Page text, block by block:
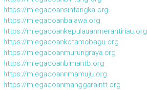
https://miegacoansintangka.org
https://miegacoanbajawa.org
https://miegacoankepulauanmerantiriau.org
https://miegacoankotamobagu.org
https://miegacoanmurungraya.org
https://miegacoanbimantb.org
https://miegacoannmamuju.org
https://miegacoanmanggaraintt.org